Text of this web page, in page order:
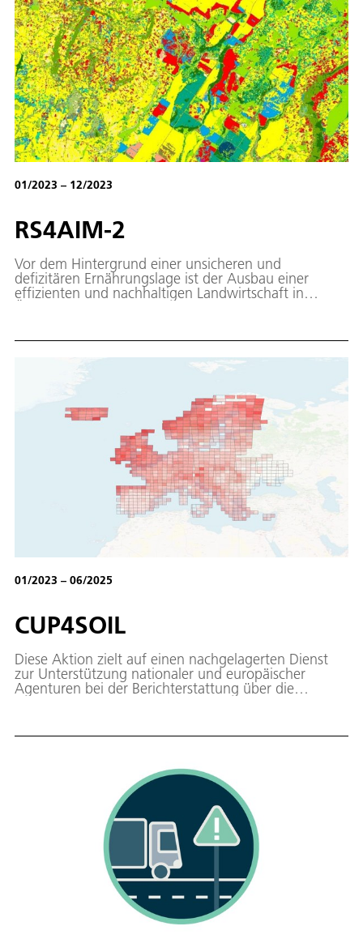
01/2023 – 12/2023
RS4AIM-2
Vor dem Hintergrund einer unsicheren und
defizitären Ernährungslage ist der Ausbau einer
effizienten und nachhaltigen Landwirtschaft in
Investment Monitoring in Ethiopia 2) wird die
Internationale Zusammenarbeit (GIZ) zum Monitoring
der Landnutzung in Äthiopien fortgesetzt.
01/2023 – 06/2025
CUP4SOIL
Diese Aktion zielt auf einen nachgelagerten Dienst
zur Unterstützung nationaler und europäischer
Agenturen bei der Berichterstattung über die
und zur Berichterstattung über das Ziel für
Bodenüberwachungssystem, das derzeit im Rahmen
von ESA WorldSoils entwickelt wird, wo das DLR für
alle fernerkundungsbasierten Daten verantwortlich
ist. Die Nutzung von Synergien zwischen dieser
Aktion und dem ESA WorldSoils-Projekt wird die
Aktivitäten straffen und die Akzeptanz bei den
Nutzern erhöhen.